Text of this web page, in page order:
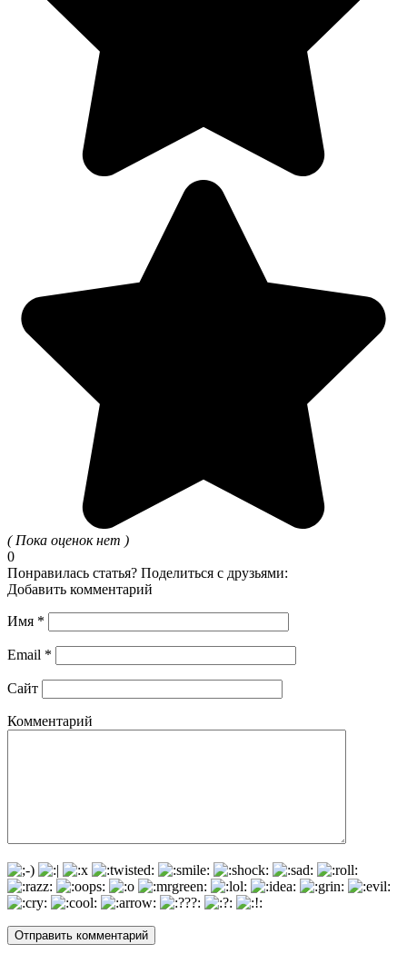
( Пока оценок нет )
0
Понравилась статья? Поделиться с друзьями:
Добавить комментарий
Имя *
Email *
Сайт
Комментарий